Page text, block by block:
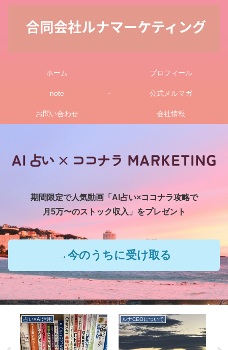
ホーム プロフィール
note 公式メルマガ
お問い合わせ 会社情報
期間限定で人気動画「AI占い×ココナラ攻略で
月5万〜のストック収入」をプレゼント
→今のうちに受け取る
占い×AI活用 ルナCEOについて